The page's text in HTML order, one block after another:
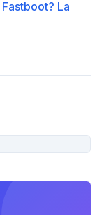
La